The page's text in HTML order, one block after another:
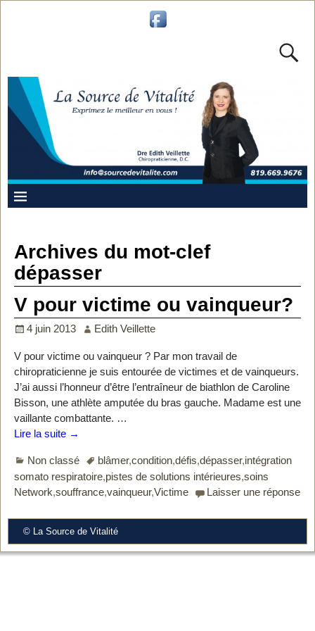
Archives du mot-clef
dépasser
V pour victime ou vainqueur?
4 juin 2013 Edith Veillette
V pour victime ou vainqueur ? Par mon travail de
chiropraticienne je suis entourée de victimes et de vainqueurs.
J’ai aussi l’honneur d’être l’entraîneur de biathlon de Caroline
Bisson, une athlète amputée du bras gauche. Madame est une
vaillante combattante. …
Lire la suite →
Non classé blâmer,condition,défis,dépasser,intégration
somato respiratoire,pistes de solutions intérieures,soins
Network,souffrance,vainqueur,Victime Laisser une réponse
© La Source de Vitalité